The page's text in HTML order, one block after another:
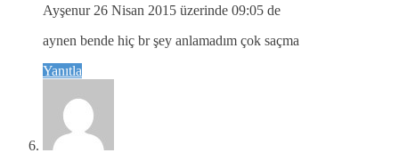
Ayşenur 26 Nisan 2015 üzerinde 09:05 de
aynen bende hiç br şey anlamadım çok saçma
Yanıtla